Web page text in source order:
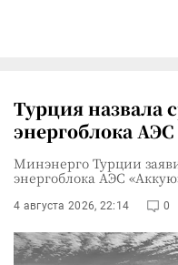
Турция назвала
энергоблока
Минэнерго Турции
энергоблока АЭС
4 августа 2026, 22:14 0